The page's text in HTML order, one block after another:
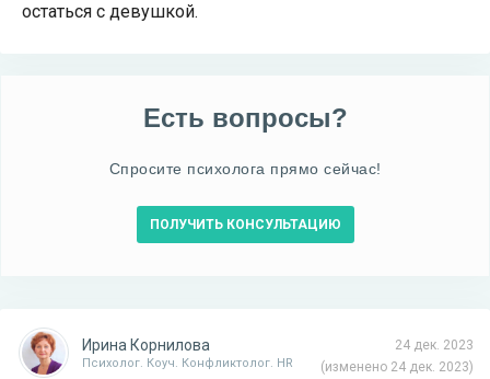
остаться с девушкой.
Есть вопросы?
Спросите психолога прямо сейчас!
ПОЛУЧИТЬ КОНСУЛЬТАЦИЮ
24 дек. 2023
(изменено 24 дек. 2023)
Ирина Корнилова
Психолог. Коуч. Конфликтолог. HR